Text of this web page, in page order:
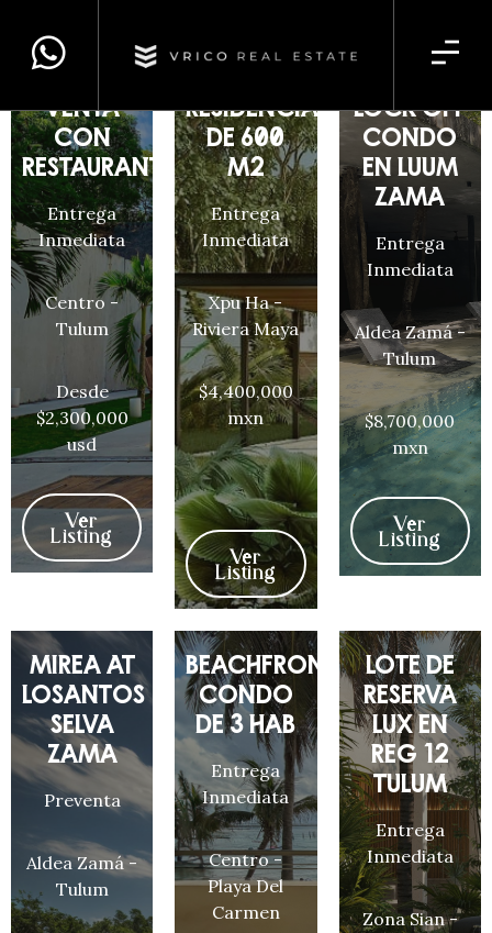
VENTA
CON
RESTAURANTE
Entrega
Inmediata
Centro -
Tulum
Desde
$2,300,000
usd
Ver
Listing
RESIDENCIAL
DE 600
M2
Entrega
Inmediata
Xpu Ha -
Riviera Maya
$4,400,000
mxn
Ver
Listing
LOCK OFF
CONDO
EN LUUM
ZAMÁ
Entrega
Inmediata
Aldea Zamá -
Tulum
$8,700,000
mxn
Ver
Listing
MIREA AT
LOSANTOS
SELVA
ZAMA
Preventa
Aldea Zamá -
Tulum
BEACHFRONT
CONDO
DE 3 HAB
Entrega
Inmediata
Centro -
Playa Del
Carmen
LOTE DE
RESERVA
LUX EN
REG 12
TULUM
Entrega
Inmediata
Zona Sian -